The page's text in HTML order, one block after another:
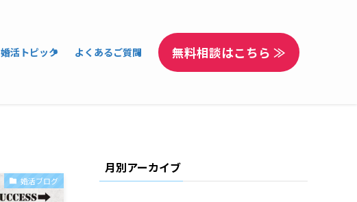
婚活トピック よくあるご質問 無料相談はこちら ≫
婚活ブログ
月別アーカイブ